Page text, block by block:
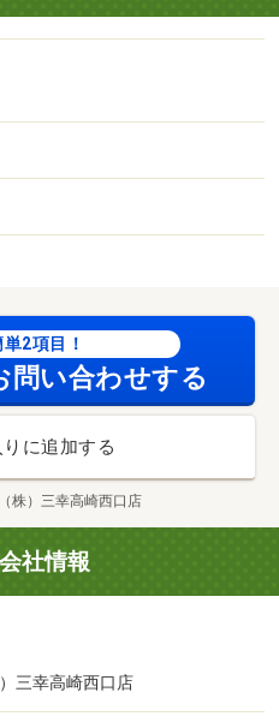
途加入は不要です／バスト
／フローリング／シャワー
浴室乾燥機／室内洗濯置／
ッチン／南向き／追焚機能
コンロ／ペット相談／ウォ
ー／２沿線利用可／ネット
ラス／３駅以上利用可／セ
フレッセイ藤岡店（スーパ
藤岡北ノ原店（ドラッグス
のふじ神流支店（銀行）ま
店（飲食店）まで７０６ｍ／
院（病院）まで１７０３ｍ/
2項目！
問い合わせする
に追加する
（株）三幸高崎西口店
社情報
）三幸高崎西口店